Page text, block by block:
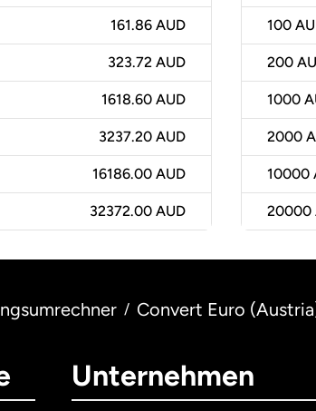
161.86 AUD
323.72 AUD
1618.60 AUD
3237.20 AUD
16186.00 AUD
32372.00 AUD
100
200
1000
2000
10000
20000
/ Convert Euro
Unternehmen